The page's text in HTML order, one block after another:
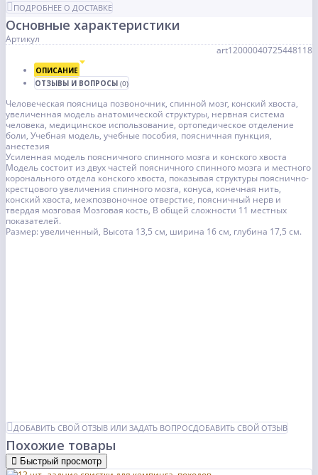
ПОДРОБНЕЕ О ДОСТАВКЕ
Основные характеристики
Артикул
art12000040725448118
ОПИСАНИЕ
ОТЗЫВЫ И ВОПРОСЫ (0)
Человеческая поясница позвоночник, спинной мозг, конский хвоста,
увеличенная модель анатомической структуры, нервная система
человека, медицинское использование, ортопедическое отделение
боли, Учебная модель, учебные пособия, поясничная пункция,
анестезия
Усиленная модель поясничного спинного мозга и конского хвоста
Модель состоит из двух частей поясничного спинного мозга и местного
коронального отдела конского хвоста, показывая структуры пояснично-
крестцового увеличения спинного мозга, конуса, конечная нить,
конский хвоста, межпозвоночное отверстие, поясничный нерв и
твердая мозговая Мозговая кость, В общей сложности 11 местных
показателей.
Размер: увеличенный, Высота 13,5 см, ширина 16 см, глубина 17,5 см.
ДОБАВИТЬ СВОЙ ОТЗЫВ ИЛИ ЗАДАТЬ ВОПРОСДОБАВИТЬ СВОЙ ОТЗЫВ
Похожие товары
Быстрый просмотр